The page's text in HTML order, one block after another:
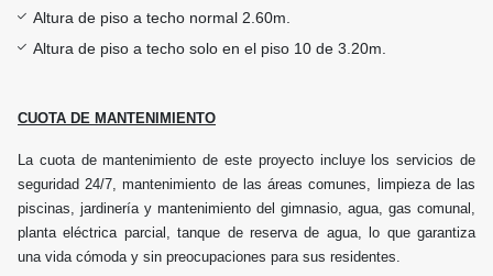
Altura de piso a techo normal 2.60m.
Altura de piso a techo solo en el piso 10 de 3.20m.
CUOTA DE MANTENIMIENTO
La cuota de mantenimiento de este proyecto incluye los servicios de
seguridad 24/7, mantenimiento de las áreas comunes, limpieza de las
piscinas, jardinería y mantenimiento del gimnasio, agua, gas comunal,
planta eléctrica parcial, tanque de reserva de agua, lo que garantiza
una vida cómoda y sin preocupaciones para sus residentes.